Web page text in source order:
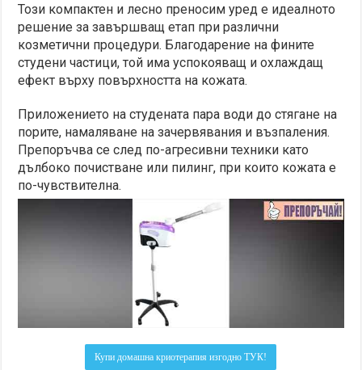
Този компактен и лесно преносим уред е идеалното
решение за завършващ етап при различни
козметични процедури. Благодарение на фините
студени частици, той има успокояващ и охлаждащ
ефект върху повърхността на кожата.
Приложението на студената пара води до стягане на
порите, намаляване на зачервявания и възпаления.
Препоръчва се след по-агресивни техники като
дълбоко почистване или пилинг, при които кожата е
по-чувствителна.
Купи домашна криотерапия изгодно ТУК!